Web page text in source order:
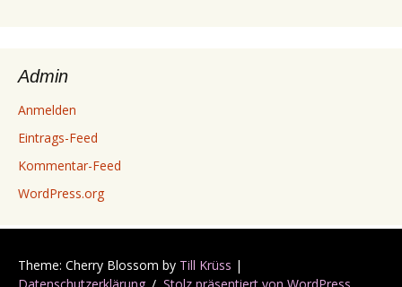
Admin
Anmelden
Eintrags-Feed
Kommentar-Feed
WordPress.org
Theme: Cherry Blossom by Till Krüss |